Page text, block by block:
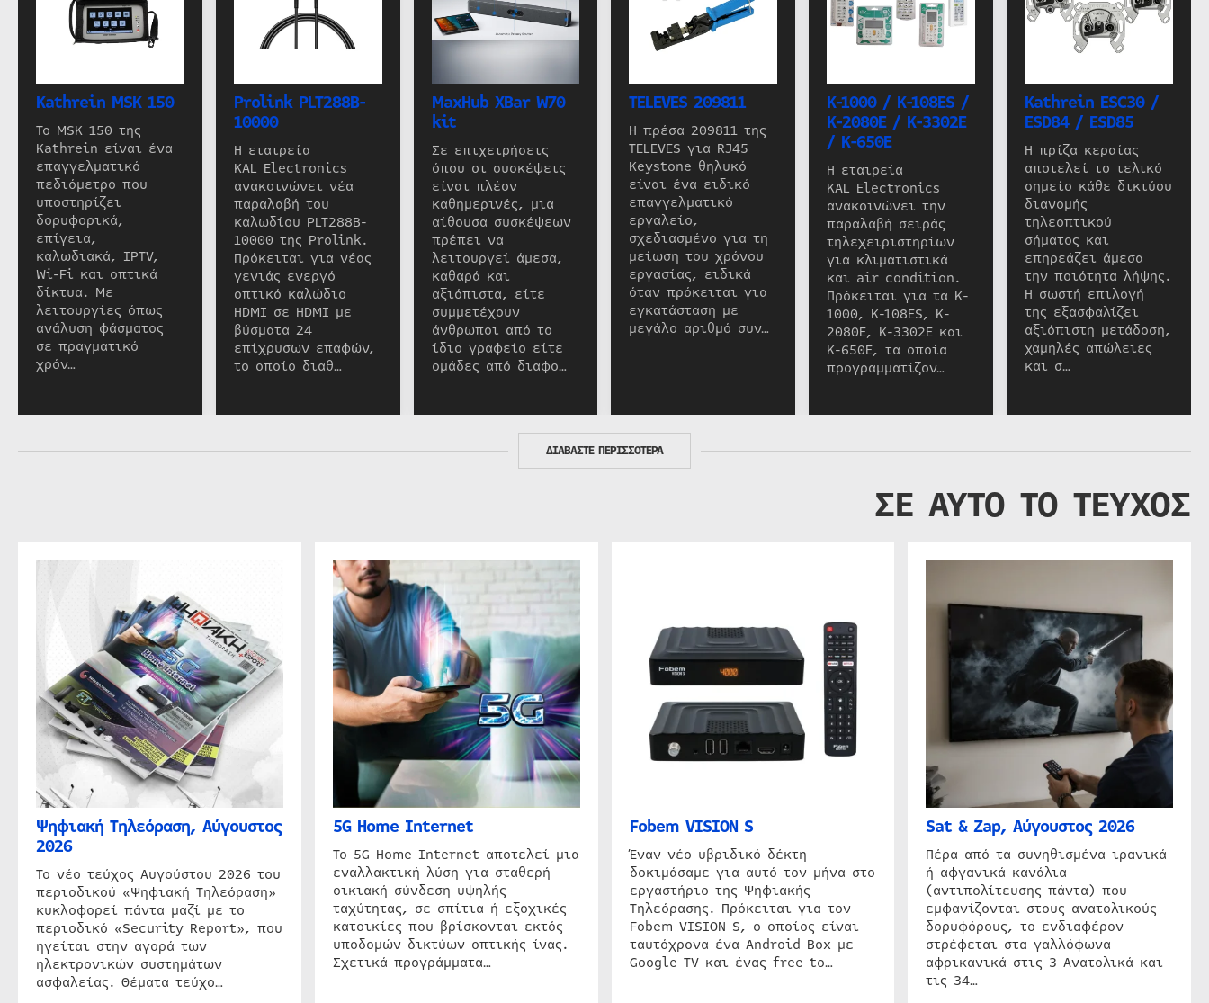
Kathrein MSK 150
Το MSK 150 της
Kathrein είναι ένα
επαγγελματικό
πεδιόμετρο που
υποστηρίζει
δορυφορικά,
επίγεια,
καλωδιακά, IPTV,
Wi-Fi και οπτικά
δίκτυα. Με
λειτουργίες όπως
ανάλυση φάσματος
σε πραγματικό
χρόν…
Prolink PLT288B-
10000
Η εταιρεία
KAL Electronics
ανακοινώνει νέα
παραλαβή του
καλωδίου PLT288B-
10000 της Prolink.
Πρόκειται για νέας
γενιάς ενεργό
οπτικό καλώδιο
HDMI σε HDMI με
βύσματα 24
επίχρυσων επαφών,
το οποίο διαθ…
MaxHub XBar W70
kit
Σε επιχειρήσεις
όπου οι συσκέψεις
είναι πλέον
καθημερινές, μια
αίθουσα συσκέψεων
πρέπει να
λειτουργεί άμεσα,
καθαρά και
αξιόπιστα, είτε
συμμετέχουν
άνθρωποι από το
ίδιο γραφείο είτε
ομάδες από διαφο…
TELEVES 209811
Η πρέσα 209811 της
TELEVES για RJ45
Keystone θηλυκό
είναι ένα ειδικό
επαγγελματικό
εργαλείο,
σχεδιασμένο για τη
μείωση του χρόνου
εργασίας, ειδικά
όταν πρόκειται για
εγκατάσταση με
μεγάλο αριθμό συν…
K-1000 / K-108ES /
K-2080E / K-3302E
/ K-650E
Η εταιρεία
KAL Electronics
ανακοινώνει την
παραλαβή σειράς
τηλεχειριστηρίων
για κλιματιστικά
και air condition.
Πρόκειται για τα K-
1000, K-108ES, K-
2080E, K-3302E και
K-650E, τα οποία
προγραμματίζον…
Kathrein ESC30 /
ESD84 / ESD85
Η πρίζα κεραίας
αποτελεί το τελικό
σημείο κάθε δικτύου
διανομής
τηλεοπτικού
σήματος και
επηρεάζει άμεσα
την ποιότητα λήψης.
Η σωστή επιλογή
της εξασφαλίζει
αξιόπιστη μετάδοση,
χαμηλές απώλειες
και σ…
ΔΙΑΒΑΣΤΕ ΠΕΡΙΣΣΟΤΕΡΑ
ΣΕ ΑΥΤΟ ΤΟ ΤΕΥΧΟΣ
Ψηφιακή Τηλεόραση, Αύγουστος
2026
Το νέο τεύχος Αυγούστου 2026 του
περιοδικού «Ψηφιακή Τηλεόραση»
κυκλοφορεί πάντα μαζί με το
περιοδικό «Security Report», που
ηγείται στην αγορά των
ηλεκτρονικών συστημάτων
ασφαλείας. Θέματα τεύχο…
5G Home Internet
Το 5G Home Internet αποτελεί μια
εναλλακτική λύση για σταθερή
οικιακή σύνδεση υψηλής
ταχύτητας, σε σπίτια ή εξοχικές
κατοικίες που βρίσκονται εκτός
υποδομών δικτύων οπτικής ίνας.
Σχετικά προγράμματα…
Fobem VISION S
Έναν νέο υβριδικό δέκτη
δοκιμάσαμε για αυτό τον μήνα στο
εργαστήριο της Ψηφιακής
Τηλεόρασης. Πρόκειται για τον
Fobem VISION S, ο οποίος είναι
ταυτόχρονα ένα Android Box με
Google TV και ένας free to…
Sat & Zap, Αύγουστος 2026
Πέρα από τα συνηθισμένα ιρανικά
ή αφγανικά κανάλια
(αντιπολίτευσης πάντα) που
εμφανίζονται στους ανατολικούς
δορυφόρους, το ενδιαφέρον
στρέφεται στα γαλλόφωνα
αφρικανικά στις 3 Ανατολικά και
τις 34…